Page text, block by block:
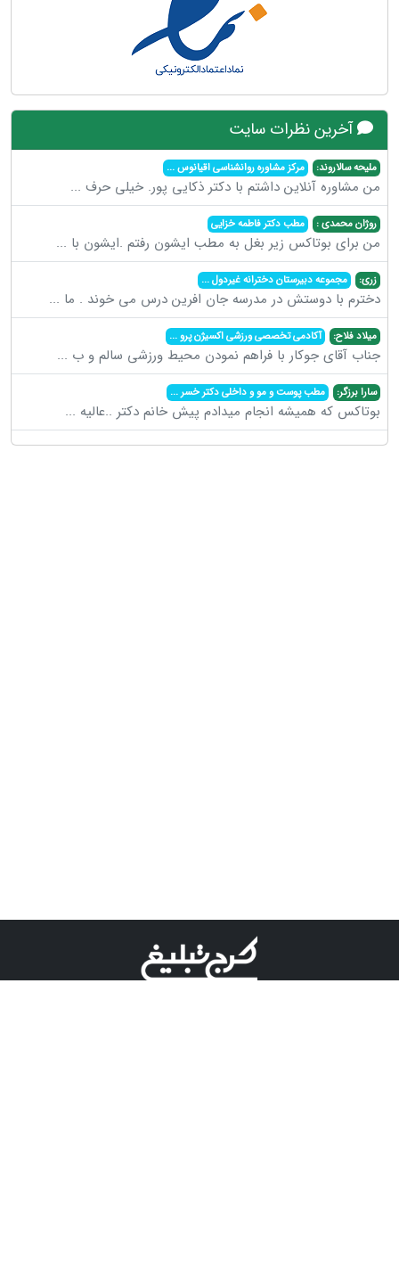
آخرین نظرات سایت
ملیحه سالاروند: مرکز مشاوره روانشناسی اقیانوس...
من مشاوره آنلاین داشتم با دکتر ذکایی پور. خیلی حرف ...
روژان محمدی : مطب دکتر فاطمه خزایی
من برای بوتاکس زیر بغل به مطب ایشون رفتم .ایشون با ...
زری: مجموعه دبیرستان دخترانه غیردول...
دخترم با دوستش در مدرسه جان افرین درس می خوند . ما ...
میلاد فلاح: آکادمی تخصصی ورزشی اکسیژن پرو...
جناب آقای جوکار با فراهم نمودن محیط ورزشی سالم و ب ...
سارا برزگر: مطب پوست و مو و داخلی دکتر خسر ...
بوتاکس که همیشه انجام میدادم پیش خانم دکتر ..عالیه ...